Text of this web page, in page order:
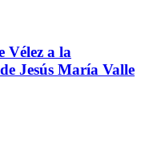
Vélez a la
Jesús María Valle